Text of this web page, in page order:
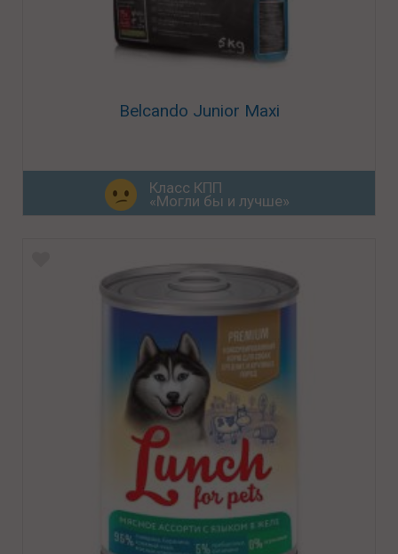
Belcando Junior Maxi
Класс КПП
«Могли бы и лучше»